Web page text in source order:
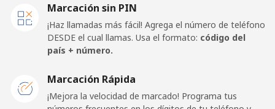
Celular
⁦$10⁩
El Salvador
Marcación sin PIN
¡Haz llamadas más fácil! Agrega el número de teléfono
DESDE el cual llamas. Usa el formato: código del
país + número.
Marcación Rápida
¡Mejora la velocidad de marcado! Programa tus